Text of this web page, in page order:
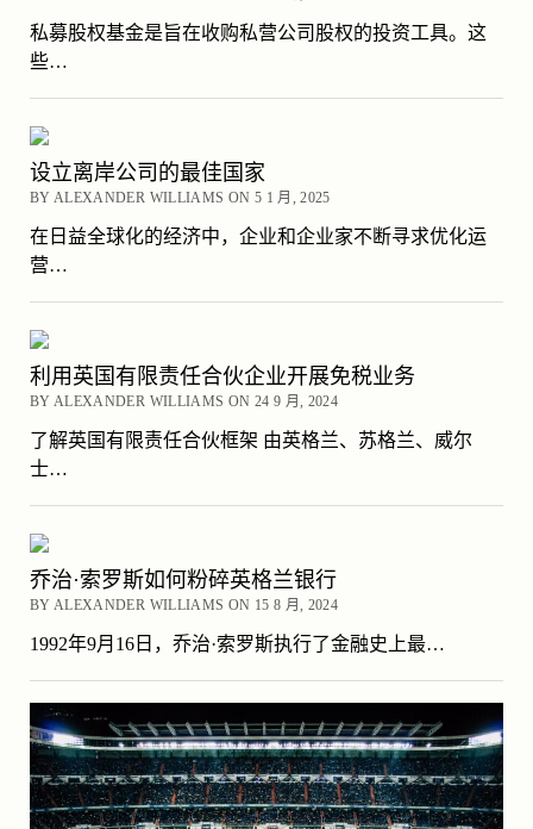
私募股权基金是旨在收购私营公司股权的投资工具。这
些…
设立离岸公司的最佳国家
BY ALEXANDER WILLIAMS ON 5 1 月, 2025
在日益全球化的经济中，企业和企业家不断寻求优化运
营…
利用英国有限责任合伙企业开展免税业务
BY ALEXANDER WILLIAMS ON 24 9 月, 2024
了解英国有限责任合伙框架 由英格兰、苏格兰、威尔
士…
乔治·索罗斯如何粉碎英格兰银行
BY ALEXANDER WILLIAMS ON 15 8 月, 2024
1992年9月16日，乔治·索罗斯执行了金融史上最…